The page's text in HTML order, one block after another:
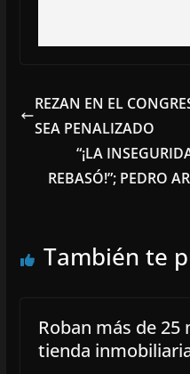
REZAN EN EL
SEA PENALIZADO
“¡LA
REBASÓ!”; PEDRO
También te
Roban más de 25
tienda